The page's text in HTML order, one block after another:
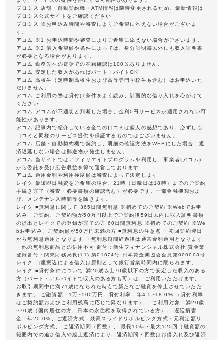
プロミス 店舗・自動契約機・ATM情報は随時変更されるため、最新情報は
プロミス公式サイトをご確認ください
プロミス ※お申込み時間や審査によりご希望に添えない場合がございま
す。
アコム ※1 お申込時間や審査によりご希望に添えない場合がございます。
アコム ※2 借入希望額や条件によっては、身分証明書以外にも収入証明書
が必要となる場合があります。
アコム 勤務先への電話での在籍確認は100％ありません。
アコム 安定した収入があればパート・バイトOK
アコム 高校生（定時制高校生および高等専門学校生も含む）はお申込いた
だけません。
アコム ご利用の際は貸付け条件をよく読み、計画的な借り入れを心がけて
ください
アコム アコムが不適切と判断した場合、金利0円サービスが適用されない可
能性があります。
アコム 記事内で紹介している全ての口コミは個人の感想であり、必ずしも
口コミと同様のサービス提供を保証するものではございません。
アコム 店舗・自動契約機で契約し、明細の確認方法をWEBにした場合、返
済遅延しない場合は郵送物が発生しません。
アコム 当サイトではアフィリエイトプログラムを利用し、事業者(アコム)
から委託を受け広告収益を得て運営しております
アコム 適用金利や利用極度額は審査によって決定します
レイク 最短即日融資をご希望の場合、21時（日曜日は18時）までのご契約
手続き完了（審査・必要書類の確認含む）が必要です。一部金融機関およ
び、メンテナンス時間等を除きます。
レイク ■無利息に関して 365日間無利息 ※初めてのご契約 ※Webでお申
込み・ご契約、ご契約額が50万円以上でご契約後59日以内に収入証明書類
の提出とレイクでの登録が完了の方 60日間無利息 ※初めてのご契約 ※We
bお申込み、ご契約額が50万円未満の方 ■無利息の注意点 ・初回契約翌日
から無利息適用となります ・無利息期間経過後は通常金利適用となります
・他の無利息商品との併用不可 商号：新生フィナンシャル株式会社 貸金業
登録番号：関東財務局長(11) 第01024号 日本貸金業協会会員第000003号
レイク 口座振込による借入は原則として銀行営業時間内に限られます。
レイク ■貸付条件について 満20歳以上70歳以下の方で安定した収入のある
方（パート・アルバイトで収入のある方も可）は、ご利用いただけます。
お取引期間中に満71歳になられた時点で新たなご融資を停止させていただ
きます。 ご融資額：1万~500万円、貸付利率：年4.5~18.0% （貸付利率
はご契約額およびご利用残高に応じて異なります）、 ご利用対象：満20歳
~70歳（国内居住の方、日本の永住権を取得されている方）、 遅延損害
金：年20.0%、ご返済方式：残高スライドリボルビング方式・元利定額リ
ボルビング方式、 ご返済期間（回数）、 最長10年・最大120回（融資額の
範囲内での追加借入や繰上返済により、返済期間・回数はお借入れ及び返済